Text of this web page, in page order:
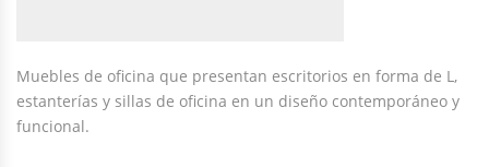
Muebles de oficina que presentan escritorios en forma de L,
estanterías y sillas de oficina en un diseño contemporáneo y
funcional.